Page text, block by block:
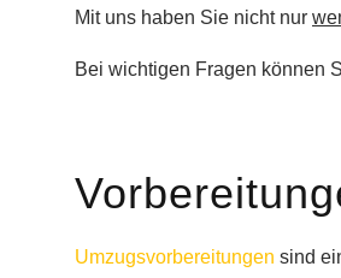
Mit uns haben Sie nicht nur
Bei wichtigen Fragen können
Umzugsvorbereitungen sind